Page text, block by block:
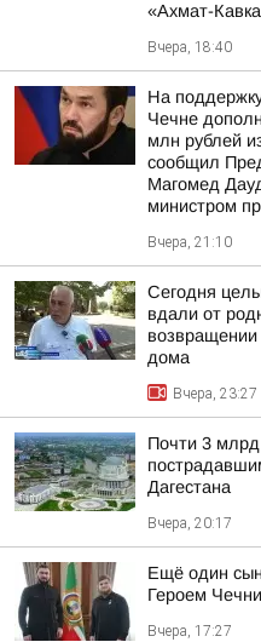
«Ахмат-
Вчера, 18:40
На
Чечне
млн рублей
сообщил
Магомед
министром
Вчера, 21:10
Сегодня
вдали от
дома
Вчера, 23:27
Почти 3
Дагестана
Вчера, 20:17
Ещё один
Героем Чечни
Вчера, 17:27